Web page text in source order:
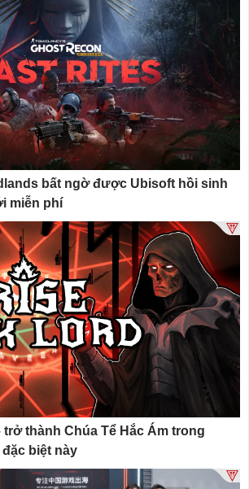
bất ngờ được Ubisoft hồi sinh
miễn phí
thành Chúa Tể Hắc Ám trong
biệt này